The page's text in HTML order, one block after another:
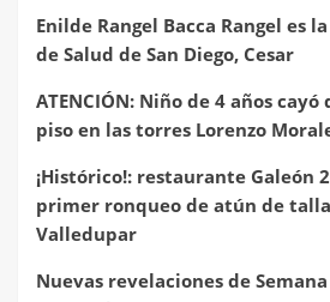
Enilde Rangel Bacca Rangel es
de Salud de San Diego, Cesar
ATENCIÓN: Niño de 4 años
piso en las torres Lorenzo
¡Histórico!: restaurante Galeón
primer ronqueo de atún de
Valledupar
Nuevas revelaciones de